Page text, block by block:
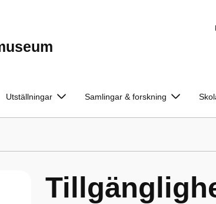
Utställningar Samlingar & forskning